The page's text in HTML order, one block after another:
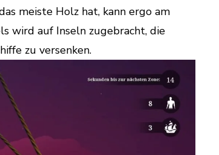
meiste Holz hat, kann ergo am
wird auf Inseln zugebracht, die
zu versenken.